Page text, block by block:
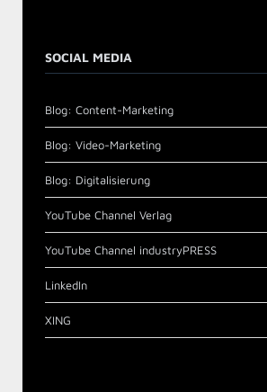
SOCIAL MEDIA
Blog: Content-Marketing
Blog: Video-Marketing
Blog: Digitalisierung
YouTube Channel Verlag
YouTube Channel industryPRESS
LinkedIn
XING